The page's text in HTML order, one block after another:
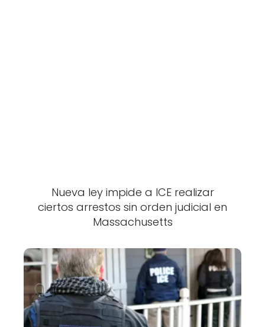
Nueva ley impide a ICE realizar
ciertos arrestos sin orden judicial en
Massachusetts